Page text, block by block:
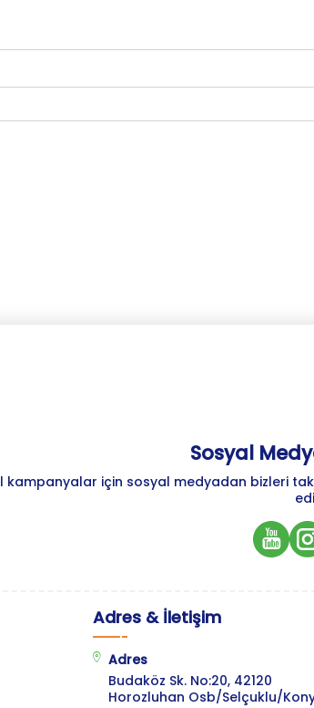
Sosyal
kampanyalar için sosyal medyadan bizleri
Adres & İletişim
Adres
Budaköz Sk. No:20, 42120
Horozluhan Osb/Selçuklu/